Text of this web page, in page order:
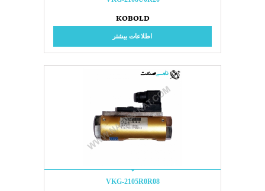
KOBOLD
اطلاعات بیشتر
VKG-2105R0R08